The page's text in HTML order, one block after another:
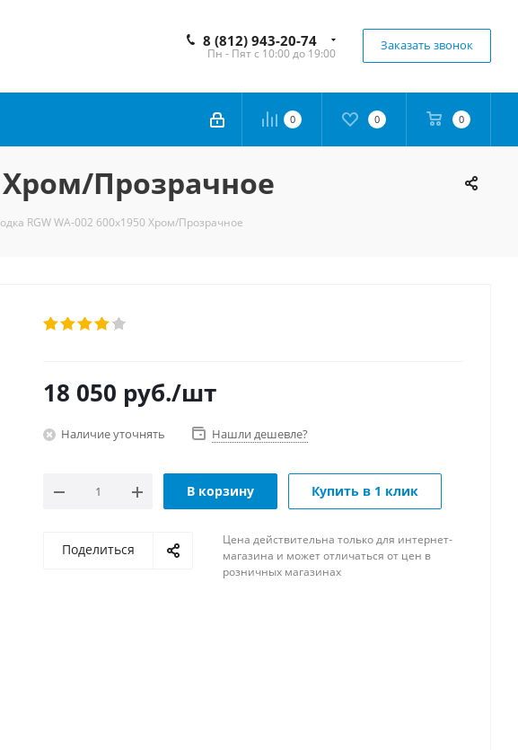
8 (812) 943-20-74
Пн - Пят с 10:00 до 19:00
Заказать звонок
0 0 0
Хром/Прозрачное
RGW WA-002 600x1950 Хром/Прозрачное
18 050 руб./шт
Наличие уточнять Нашли дешевле?
В корзину Купить в 1 клик
Поделиться
Цена действительна только для интернет-
магазина и может отличаться от цен в
розничных магазинах